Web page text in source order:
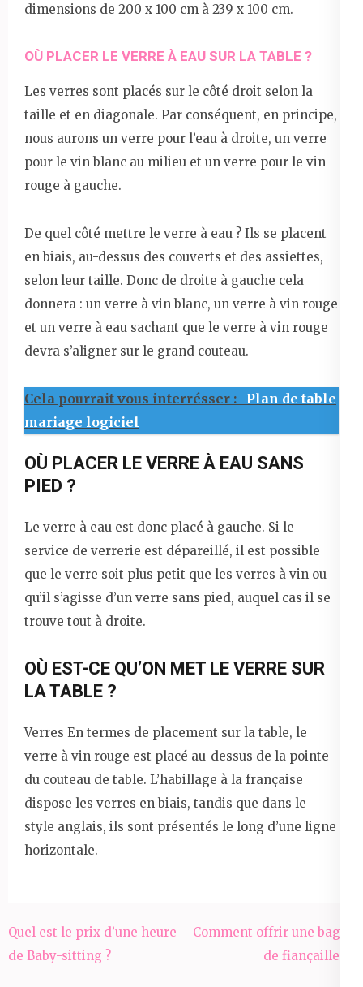
dimensions de 200 x 100 cm à 239 x 100 cm.
OÙ PLACER LE VERRE À EAU SUR LA TABLE ?
Les verres sont placés sur le côté droit selon la
taille et en diagonale. Par conséquent, en principe,
nous aurons un verre pour l’eau à droite, un verre
pour le vin blanc au milieu et un verre pour le vin
rouge à gauche.
De quel côté mettre le verre à eau ? Ils se placent
en biais, au-dessus des couverts et des assiettes,
selon leur taille. Donc de droite à gauche cela
donnera : un verre à vin blanc, un verre à vin rouge
et un verre à eau sachant que le verre à vin rouge
devra s’aligner sur le grand couteau.
Cela pourrait vous interrésser :
Plan de table
mariage logiciel
OÙ PLACER LE VERRE À EAU SANS
PIED ?
Le verre à eau est donc placé à gauche. Si le
service de verrerie est dépareillé, il est possible
que le verre soit plus petit que les verres à vin ou
qu’il s’agisse d’un verre sans pied, auquel cas il se
trouve tout à droite.
OÙ EST-CE QU’ON MET LE VERRE SUR
LA TABLE ?
Verres En termes de placement sur la table, le
verre à vin rouge est placé au-dessus de la pointe
du couteau de table. L’habillage à la française
dispose les verres en biais, tandis que dans le
style anglais, ils sont présentés le long d’une ligne
horizontale.
Navigation
de
Quel est le prix d’une heure
de Baby-sitting ?
Comment offrir une bague
de fiançailles ?